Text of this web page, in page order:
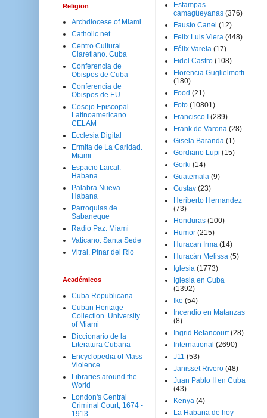
Religion
Archdiocese of Miami
Catholic.net
Centro Cultural
Claretiano. Cuba
Conferencia de
Obispos de Cuba
Conferencia de
Obispos de EU
Cosejo Episcopal
Latinoamericano.
CELAM
Ecclesia Digital
Ermita de La Caridad.
Miami
Espacio Laical.
Habana
Palabra Nueva.
Habana
Parroquias de
Sabaneque
Radio Paz. Miami
Vaticano. Santa Sede
Vitral. Pinar del Rio
Académicos
Cuba Republicana
Cuban Heritage
Collection. University
of Miami
Diccionario de la
Literatura Cubana
Encyclopedia of Mass
Violence
Libraries around the
World
London's Central
Criminal Court, 1674 -
1913
Estampas
camagüeyanas (376)
Fausto Canel (12)
Felix Luis Viera (448)
Félix Varela (17)
Fidel Castro (108)
Florencia Guglielmotti
(180)
Food (21)
Foto (10801)
Francisco I
(289)
Frank de Varona (28)
Gisela Baranda (1)
Gordiano Lupi (15)
Gorki (14)
Guatemala (9)
Gustav (23)
Heriberto Hernandez
(73)
Honduras (100)
Humor (215)
Huracan Irma (14)
Huracán Melissa (5)
Iglesia (1773)
Iglesia en Cuba
(1392)
Ike (54)
Incendio en Matanzas
(8)
Ingrid Betancourt (28)
International (2690)
J11 (53)
Janisset Rivero (48)
Juan Pablo II en Cuba
(43)
Kenya (4)
La Habana de hoy